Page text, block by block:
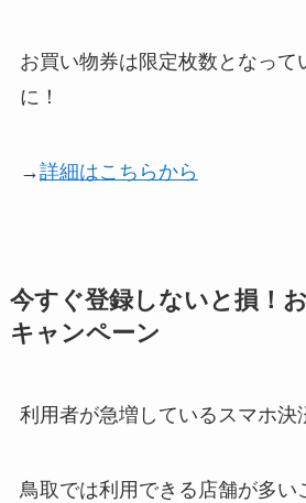
お買い物券は限定枚数となって
に！
→詳細はこちらから
今すぐ登録しないと損！
キャンペーン
利用者が急増しているスマホ決
鳥取では利用できる店舗が多い